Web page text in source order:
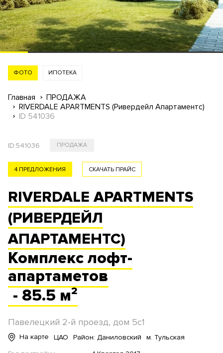
ФОТО ИПОТЕКА
Главная
ПРОДАЖА
RIVERDALE APARTMENTS (Ривердейл Апартаментс)
ID 541036
ID:541036 ПРОДАЖА
СКАЧАТЬ ПРАЙС
4 ПРЕДЛОЖЕНИЯ
RIVERDALE APARTMENTS
(РИВЕРДЕЙЛ
АПАРТАМЕНТС)
Комплекс лофт-
апартаметов
- 85.5 м²
Павелецкий 2-й проезд, дом 5с1
На карте ЦАО Район: Даниловский
м. Тульская